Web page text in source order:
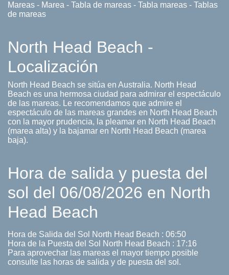
Mareas - Marea - Tabla de mareas - Tabla mareas - Tablas
de mareas
North Head Beach -
Localización
North Head Beach se sitúa en Australia. North Head
Beach es una hermosa ciudad para admirar el espectáculo
de las mareas. Le recomendamos que admire el
espectáculo de las mareas grandes en North Head Beach
con la mayor prudencia, la pleamar en North Head Beach
(marea alta) y la bajamar en North Head Beach (marea
baja).
Hora de salida y puesta del
sol del 06/08/2026 en North
Head Beach
Hora de Salida del Sol North Head Beach : 06:50
Hora de la Puesta del Sol North Head Beach : 17:16
Para aprovechar las mareas el mayor tiempo posible
consulte las horas de salida y de puesta del sol.